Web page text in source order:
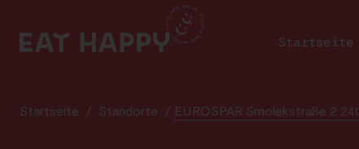
MAIN
Startseite
Startseite / Standorte / EUROSPAR Smolekstraße 2